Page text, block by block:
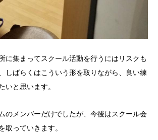
に集まってスクール活動を行うにはリスクも
しばらくはこういう形を取りながら、良い練
いと思います。
のメンバーだけでしたが、今後はスクール会
取っていきます。